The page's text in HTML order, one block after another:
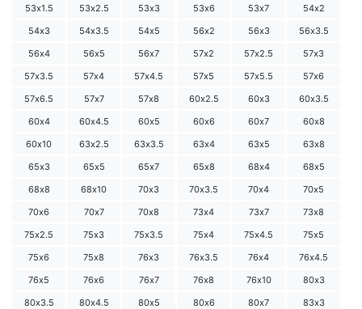
53х1.5
53х2.5 53х3 53х6 53х7
54х2
54х3
54х3.5 54х5 56х2 56х3
56х3.5
56х4
56х5 56х7 57х2 57х2.5
57х3
57х3.5
57х4 57х4.5 57х5 57х5.5
57х6
57х6.5
57х7 57х8 60х2.5 60х3
60х3.5
60х4
60х4.5 60х5 60х6 60х7
60х8
60х10
63х2.5 63х3.5 63х4 63х5
63х8
65х3
65х5 65х7 65х8 68х4
68х5
68х8
68х10 70х3 70х3.5 70х4
70х5
70х6
70х7 70х8 73х4 73х7
73х8
75х2.5
75х3 75х3.5 75х4 75х4.5
75х5
75х6
75х8 76х3 76х3.5 76х4
76х4.5
76х5
76х6 76х7 76х8 76х10
80х3
80х3.5
80х4.5 80х5 80х6 80х7
83х3